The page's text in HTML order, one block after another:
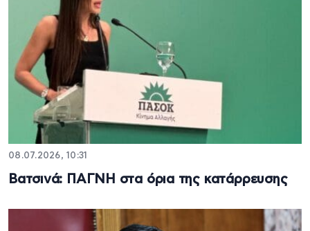
08.07.2026, 10:31
Βατσινά: ΠΑΓΝΗ στα όρια της κατάρρευσης